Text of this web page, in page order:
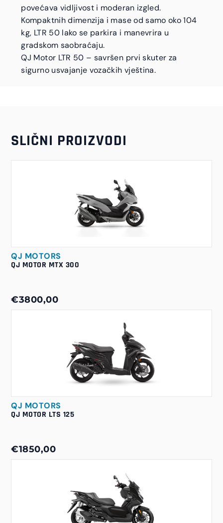
povećava vidljivost i moderan izgled.
Kompaktnih dimenzija i mase od samo oko 104
kg, LTR 50 lako se parkira i manevrira u
gradskom saobraćaju.
QJ Motor LTR 50 – savršen prvi skuter za
sigurno usvajanje vozačkih vještina.
SLIČNI PROIZVODI
QJ MOTORS
QJ MOTOR MTX 300
€3800,00
QJ MOTORS
QJ MOTOR LTS 125
€1850,00